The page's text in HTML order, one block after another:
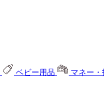
ベビー用品 マネー・